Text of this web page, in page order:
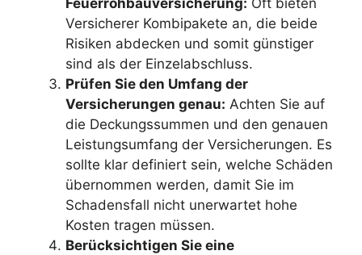
Feuerrohbauversicherung: Oft bieten
Versicherer Kombipakete an, die beide
Risiken abdecken und somit günstiger
sind als der Einzelabschluss.
Prüfen Sie den Umfang der
Versicherungen genau: Achten Sie auf
die Deckungssummen und den genauen
Leistungsumfang der Versicherungen. Es
sollte klar definiert sein, welche Schäden
übernommen werden, damit Sie im
Schadensfall nicht unerwartet hohe
Kosten tragen müssen.
Berücksichtigen Sie eine